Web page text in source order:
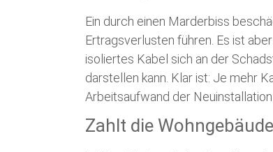
Ein durch einen Marderbiss
Ertragsverlusten führen. Es ist
isoliertes Kabel sich an der
darstellen kann. Klar ist: Je mehr
Arbeitsaufwand der
Zahlt die